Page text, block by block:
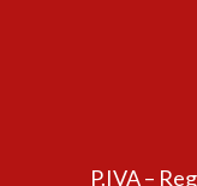
P.IVA –